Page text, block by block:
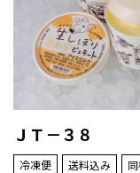
ＪＴ－３８
冷凍便 送料込み